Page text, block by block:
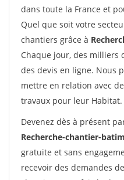
dans toute la France et
Quel que soit votre
chantiers grâce à
Chaque jour, des
des devis en ligne. Nous
mettre en relation avec
travaux pour leur Habitat.
Devenez dès à présent
Recherche-chantier-
gratuite et sans
recevoir des demandes